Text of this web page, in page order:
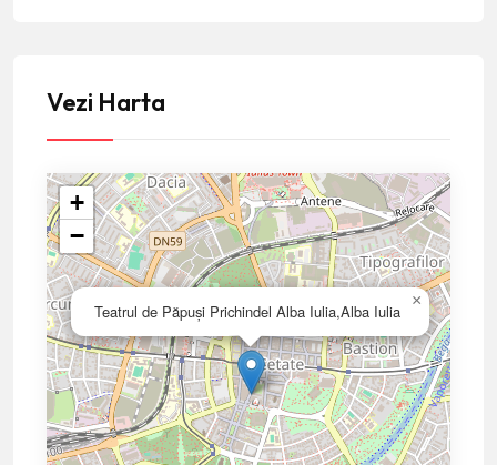
Vezi Harta
Teatrul de Păpuşi Prichindel Alba Iulia,Alba Iulia
×
+
−